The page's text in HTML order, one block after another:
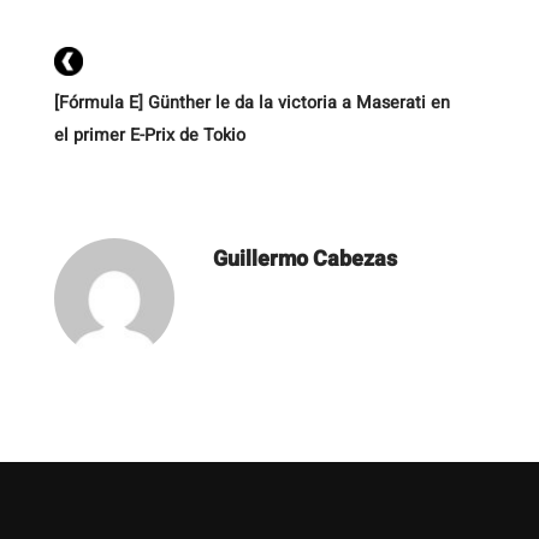
[Fórmula E] Günther le da la victoria a Maserati en
el primer E-Prix de Tokio
Guillermo Cabezas